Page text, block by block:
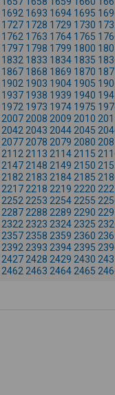
1692 1693 1694 1695
1727 1728 1729 1730
1762 1763 1764 1765
1797 1798 1799 1800
1832 1833 1834 1835
1867 1868 1869 1870
1902 1903 1904 1905
1937 1938 1939 1940
1972 1973 1974 1975
2007 2008 2009 2010
2042 2043 2044 2045
2077 2078 2079 2080
2112 2113 2114 2115
2147 2148 2149 2150
2182 2183 2184 2185
2217 2218 2219 2220
2252 2253 2254 2255
2287 2288 2289 2290
2322 2323 2324 2325
2357 2358 2359 2360
2392 2393 2394 2395
2427 2428 2429 2430
2462 2463 2464 2465